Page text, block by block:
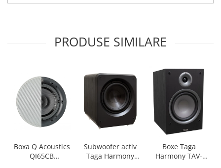
PRODUSE SIMILARE
Boxa Q Acoustics
QI65CB
Subwoofer activ
Taga Harmony
Boxe Taga
Harmony TAV-